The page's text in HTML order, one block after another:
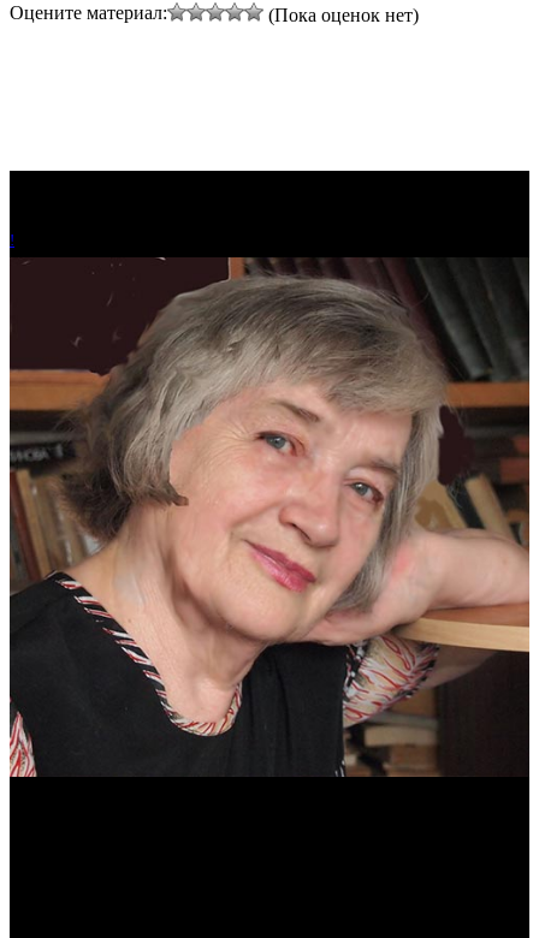
Оцените материал:
(Пока оценок нет)
!